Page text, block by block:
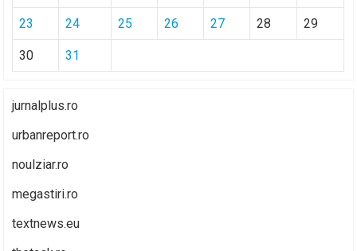
23 24 25 26 27 28 29
30 31
jurnalplus.ro
urbanreport.ro
noulziar.ro
megastiri.ro
textnews.eu